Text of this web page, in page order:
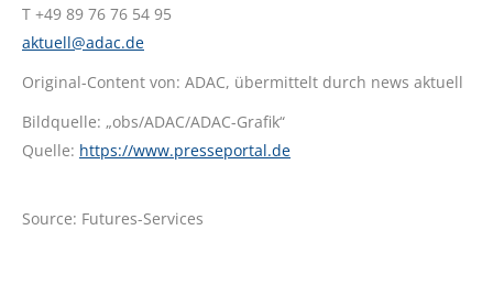
T +49 89 76 76 54 95
aktuell@adac.de
Original-Content von: ADAC, übermittelt durch news aktuell
Bildquelle: „obs/ADAC/ADAC-Grafik“
Quelle: https://www.presseportal.de
Source: Futures-Services